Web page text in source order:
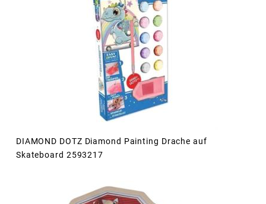
DIAMOND DOTZ Diamond Painting Drache auf
Skateboard 2593217